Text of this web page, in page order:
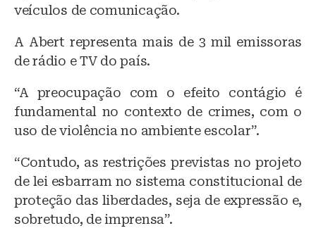
veículos de comunicação.
A Abert representa mais de 3 mil emissoras
de rádio e TV do país.
“A preocupação com o efeito contágio é
fundamental no contexto de crimes, com o
uso de violência no ambiente escolar”.
“Contudo, as restrições previstas no projeto
de lei esbarram no sistema constitucional de
proteção das liberdades, seja de expressão e,
sobretudo, de imprensa”.